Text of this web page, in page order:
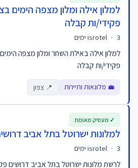
למלון אילה ומלון מצפה הימים
פקידי/ות קבלה
isrotel · 3 ימים
למלון אילה באילת השחר ומלון מצפה
פקידי/ות קבלה
💼 מלונאות ותיירות 📍 צפון
למלונות ישרוטל בתל אביב
isrotel · 3 ימים
✓ מעסיק מאומת